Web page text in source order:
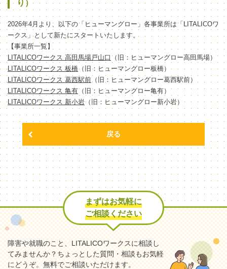
り）
2026年4月より、以下の「ヒューマングロー」各事業所は「LITALICOワ
ークス」として新たにスタートいたします。
【事業所一覧】
LITALICOワークス 高田馬場戸山口 （旧：ヒューマングロー高田馬場）
LITALICOワークス 板橋（旧：ヒューマングロー板橋）
LITALICOワークス 葛西駅前 （旧：ヒューマングロー葛西駅前）
LITALICOワークス 亀有（旧：ヒューマングロー亀有）
LITALICOワークス 新小岩（旧：ヒューマングロー新小岩）
戻る
まずはお気軽に
ご相談ください
障害や就職のこと、LITALICOワークスに相談し
てみませんか？ちょっとした質問・相談もお気軽
にどうぞ。無料でご相談いただけます。